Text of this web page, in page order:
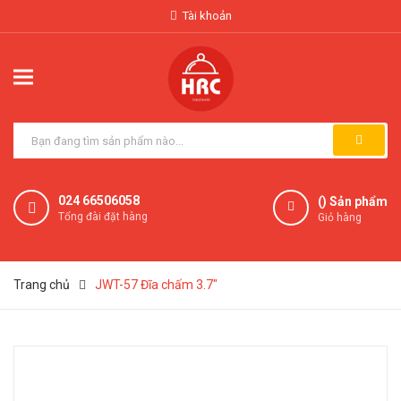
Tài khoản
024 66506058
Tổng đài đặt hàng
() Sản phẩm
Giỏ hàng
Trang chủ JWT-57 Đĩa chấm 3.7"